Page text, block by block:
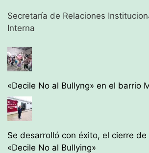
Secretaría de Relaciones
Interna
«Decile No al Bullyng» en el barrio
Se desarrolló con éxito, el cierre
«Decile No al Bullying»